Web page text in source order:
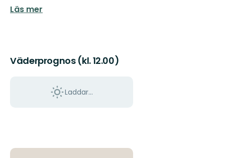
Läs mer
Väderprognos (kl. 12.00)
Laddar...